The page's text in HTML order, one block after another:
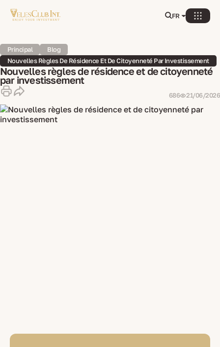
FR
Principal
Blog
Nouvelles Règles De Résidence Et De Citoyenneté Par Investissement
Nouvelles règles de résidence et de citoyenneté
par investissement
686 21/06/2026